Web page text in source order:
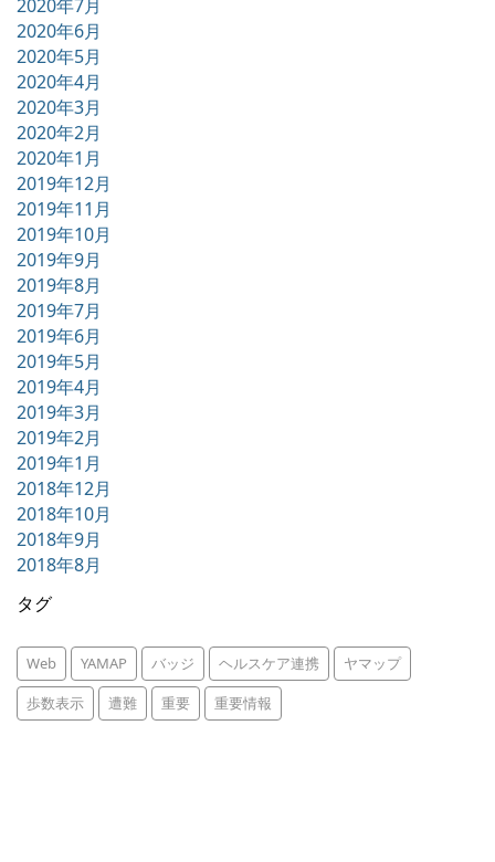
2020年7月
2020年6月
2020年5月
2020年4月
2020年3月
2020年2月
2020年1月
2019年12月
2019年11月
2019年10月
2019年9月
2019年8月
2019年7月
2019年6月
2019年5月
2019年4月
2019年3月
2019年2月
2019年1月
2018年12月
2018年10月
2018年9月
2018年8月
タグ
Web YAMAP バッジ ヘルスケア連携
ヤマップ
歩数表示
遭難 重要 重要情報